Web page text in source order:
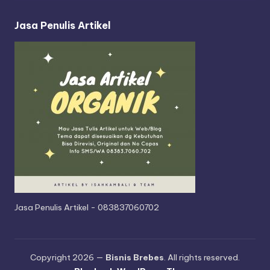
Jasa Penulis Artikel
Jasa Penulis Artikel - 083837060702
Copyright 2026 — Bisnis Brebes. All rights reserved.